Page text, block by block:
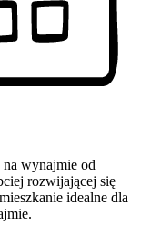
wynajmie od
rozwijającej się
idealne dla